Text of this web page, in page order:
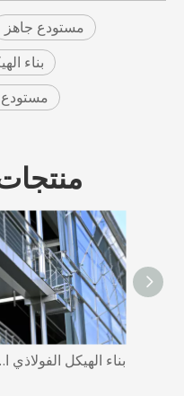
مستودع جاهز
بناء
مستودع
بناء الهيكل الفولاذي